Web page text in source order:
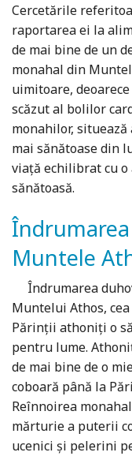
Cercetările
raportarea ei la
de mai bine de un
monahal din
uimitoare,
scăzut al bolilor
monahilor,
mai sănătoase din
viață echilibrat cu
sănătoasă.
Muntele
Îndrumarea
Muntelui Athos,
Părinții athoniți o
pentru lume.
de mai bine de o
coboară până la
Reînnoirea
mărturie a puterii
ucenici și pelerini